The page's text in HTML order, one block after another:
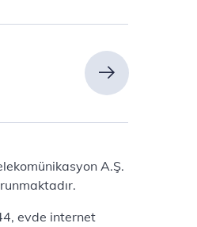
A.Ş.
evde internet